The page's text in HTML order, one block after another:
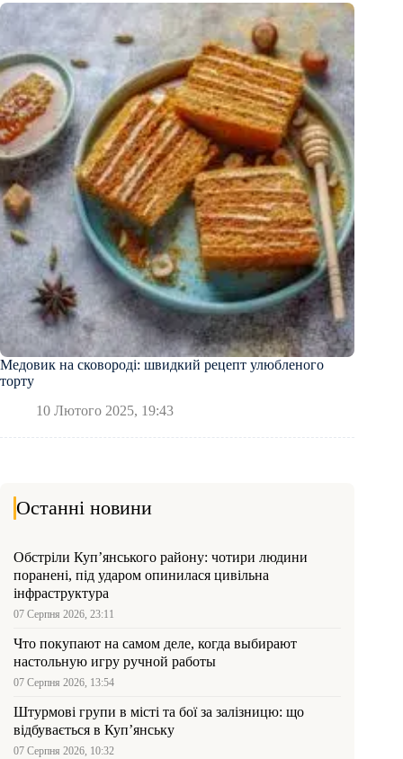
Медовик на сковороді: швидкий рецепт улюбленого
торту
10 Лютого 2025, 19:43
Останні новини
Обстріли Куп’янського району: чотири людини
поранені, під ударом опинилася цивільна
інфраструктура
07 Серпня 2026, 23:11
Что покупают на самом деле, когда выбирают
настольную игру ручной работы
07 Серпня 2026, 13:54
Штурмові групи в місті та бої за залізницю: що
відбувається в Куп’янську
07 Серпня 2026, 10:32